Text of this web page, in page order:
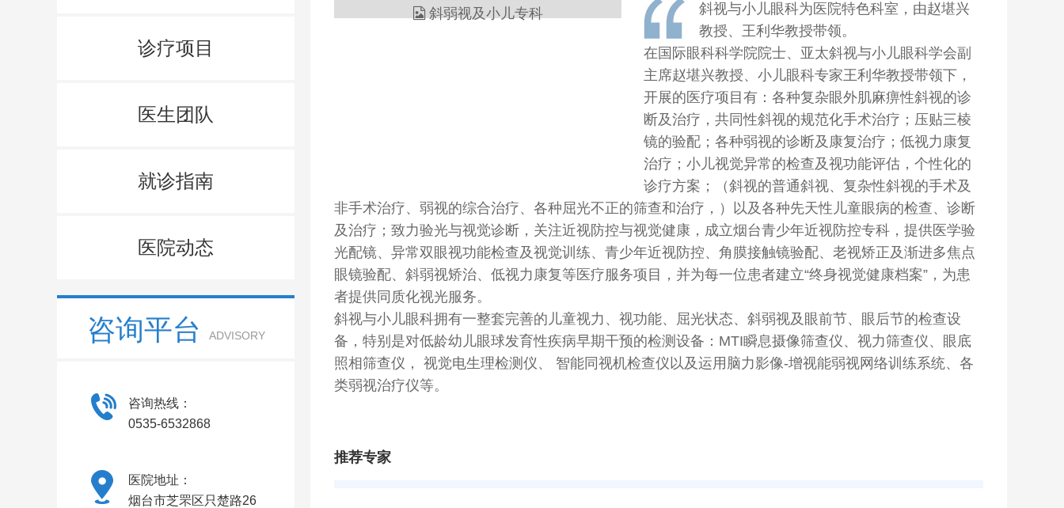
诊疗项目
医生团队
就诊指南
医院动态
咨询平台 ADVISORY
咨询热线：
0535-6532868
医院地址：
烟台市芝罘区只楚路26
斜视与小儿眼科为医院特色科室，由赵堪兴
教授、王利华教授带领。
在国际眼科科学院院士、亚太斜视与小儿眼科学会副
主席赵堪兴教授、小儿眼科专家王利华教授带领下，
开展的医疗项目有：各种复杂眼外肌麻痹性斜视的诊
断及治疗，共同性斜视的规范化手术治疗；压贴三棱
镜的验配；各种弱视的诊断及康复治疗；低视力康复
治疗；小儿视觉异常的检查及视功能评估，个性化的
诊疗方案；（斜视的普通斜视、复杂性斜视的手术及
非手术治疗、弱视的综合治疗、各种屈光不正的筛查和治疗，）以及各种先天性儿童眼病的检查、诊断
及治疗； 致力验光与视觉诊断，关注近视防控与视觉健康，成立烟台青少年近视防控专科，提供医学验
光配镜、异常双眼视功能检查及视觉训练、青少年近视防控、角膜接触镜验配、老视矫正及渐进多焦点
眼镜验配、斜弱视矫治、低视力康复等医疗服务项目，并为每一位患者建立“终身视觉健康档案”，为患
者提供同质化视光服务。
斜视与小儿眼科拥有一整套完善的儿童视力、视功能、屈光状态、斜弱视及眼前节、眼后节的检查设
备，特别是对低龄幼儿眼球发育性疾病早期干预的检测设备：MTI瞬息摄像筛查仪、视力筛查仪、眼底
照相筛查仪， 视觉电生理检测仪、 智能同视机检查仪以及运用脑力影像-增视能弱视网络训练系统、各
类弱视治疗仪等。
推荐专家